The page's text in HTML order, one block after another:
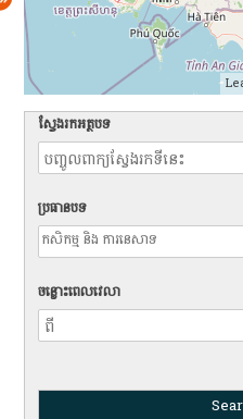
ស្វែងរកអត្ថបទ
ប្រធានបទ
ចន្លោះពេលវេលា